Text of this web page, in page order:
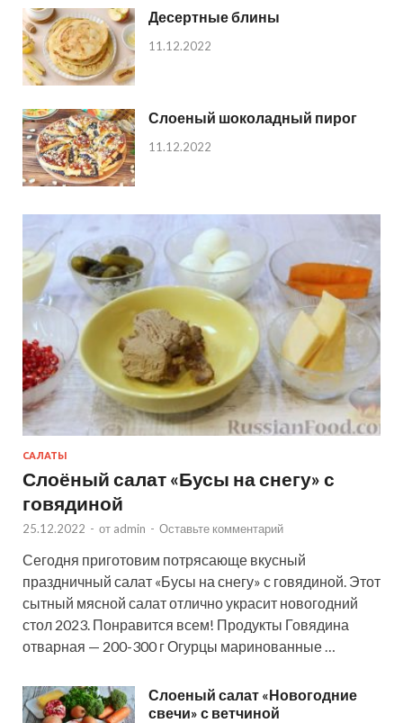
Десертные блины
11.12.2022
Слоеный шоколадный пирог
11.12.2022
САЛАТЫ
Слоёный салат «Бусы на снегу» с
говядиной
25.12.2022 - от admin - Оставьте комментарий
Сегодня приготовим потрясающе вкусный
праздничный салат «Бусы на снегу» с говядиной. Этот
сытный мясной салат отлично украсит новогодний
стол 2023. Понравится всем! Продукты Говядина
отварная — 200-300 г Огурцы маринованные …
Слоеный салат «Новогодние
свечи» с ветчиной